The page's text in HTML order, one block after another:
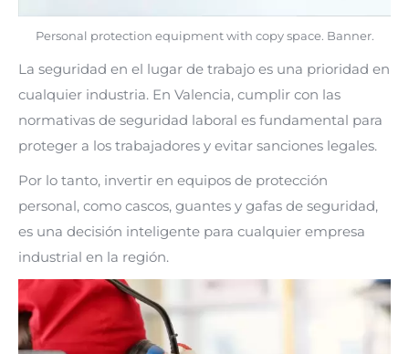
Personal protection equipment with copy space. Banner.
La seguridad en el lugar de trabajo es una prioridad en
cualquier industria. En Valencia, cumplir con las
normativas de seguridad laboral es fundamental para
proteger a los trabajadores y evitar sanciones legales.
Por lo tanto, invertir en equipos de protección
personal, como cascos, guantes y gafas de seguridad,
es una decisión inteligente para cualquier empresa
industrial en la región.